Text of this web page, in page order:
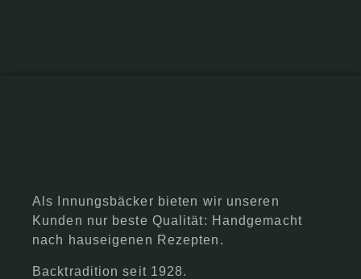
Als Innungsbäcker bieten wir unseren
Kunden nur beste Qualität: Handgemacht
nach hauseigenen Rezepten.
Backtradition seit 1928.